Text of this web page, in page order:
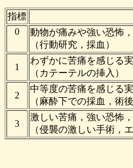
指標
0
動物が痛みや強い恐怖
（行動研究，採血）
1
わずかに苦痛を感じる
（カテーテルの挿入）
2
中等度の苦痛を感じる
（麻酔下での採血，術
3
激しい苦痛，強い恐怖
（侵襲の激しい手術，